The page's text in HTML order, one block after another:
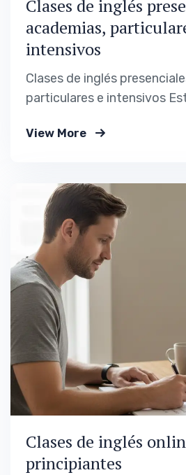
Clases de inglés
academias,
intensivos
Clases de inglés
particulares e intensivos
personas, la opción más
mantiene un valor difícil de
entorno físico, la
rutina que…
View More
Clases de inglés
principiantes